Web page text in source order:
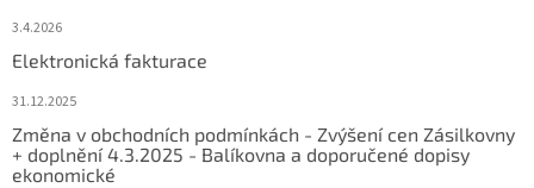
3.4.2026
Elektronická fakturace
31.12.2025
Změna v obchodních podmínkách - Zvýšení cen Zásilkovny
+ doplnění 4.3.2025 - Balíkovna a doporučené dopisy
ekonomické